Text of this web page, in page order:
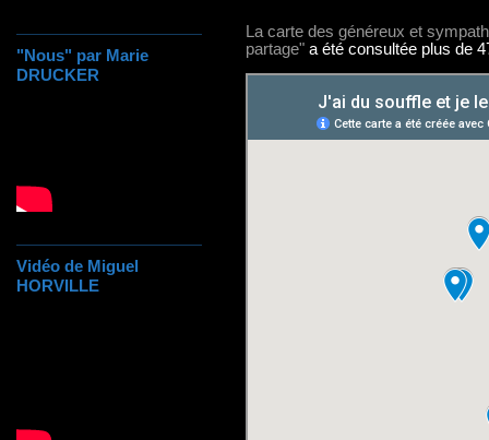
"Nous" par Marie
DRUCKER
Vidéo de Miguel
HORVILLE
La carte des généreux et
partage" a été consultée plus de